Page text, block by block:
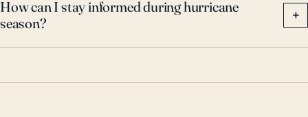
How can I stay informed during hurricane
season?
+